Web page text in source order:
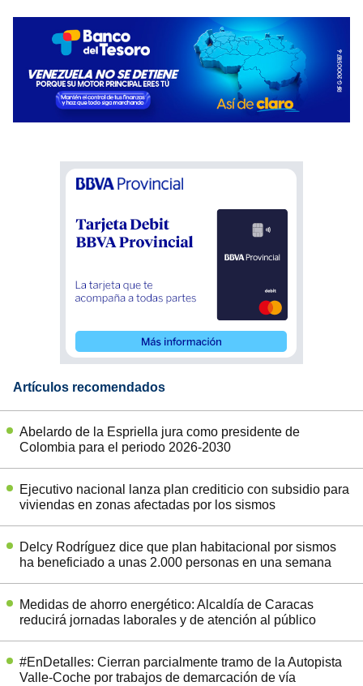
Artículos recomendados
Abelardo de la Espriella jura como presidente de
Colombia para el periodo 2026-2030
Ejecutivo nacional lanza plan crediticio con subsidio para
viviendas en zonas afectadas por los sismos
Delcy Rodríguez dice que plan habitacional por sismos
ha beneficiado a unas 2.000 personas en una semana
Medidas de ahorro energético: Alcaldía de Caracas
reducirá jornadas laborales y de atención al público
#EnDetalles: Cierran parcialmente tramo de la Autopista
Valle-Coche por trabajos de demarcación de vía